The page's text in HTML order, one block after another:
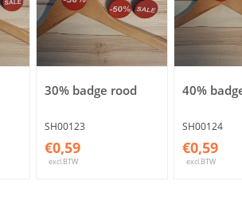
30% badge rood
SH00123
€0,59
excl.BTW
40%
SH00124
€0,59
excl.BTW